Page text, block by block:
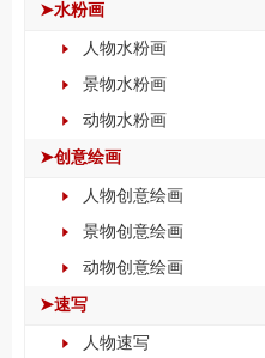
➤水粉画
人物水粉画
景物水粉画
动物水粉画
➤创意绘画
人物创意绘画
景物创意绘画
动物创意绘画
➤速写
人物速写